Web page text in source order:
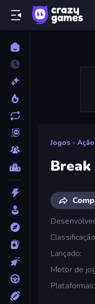
Jogos » Ação
Classificação
Lançado
Motor de
Plataformas